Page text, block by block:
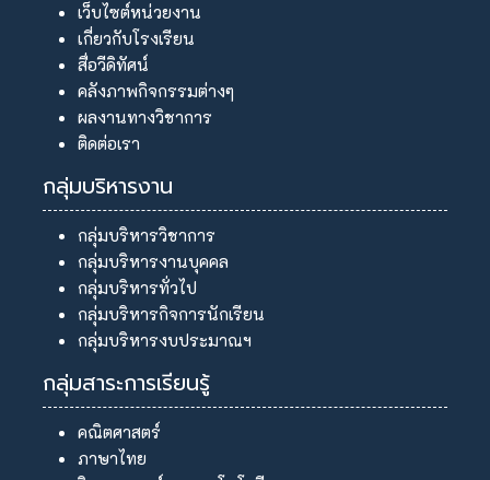
เว็บไซต์หน่วยงาน
เกี่ยวกับโรงเรียน
สื่อวีดิทัศน์
คลังภาพกิจกรรมต่างๆ
ผลงานทางวิชาการ
ติดต่อเรา
กลุ่มบริหารงาน
กลุ่มบริหารวิชาการ
กลุ่มบริหารงานบุคคล
กลุ่มบริหารทั่วไป
กลุ่มบริหารกิจการนักเรียน
กลุ่มบริหารงบประมาณฯ
กลุ่มสาระการเรียนรู้
คณิตศาสตร์
ภาษาไทย